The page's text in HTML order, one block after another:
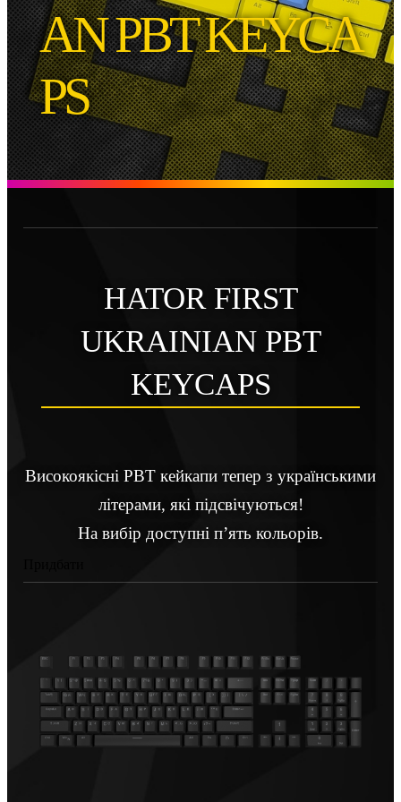
AN PBT KEYCA
PS
HATOR FIRST
UKRAINIAN PBT
KEYCAPS
Високоякісні PBT кейкапи тепер з українськими
літерами, які підсвічуються!
На вибір доступні п’ять кольорів.